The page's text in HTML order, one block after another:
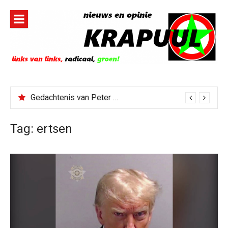
inhoud
Gedachtenis van Peter Faber
Tag: ertsen